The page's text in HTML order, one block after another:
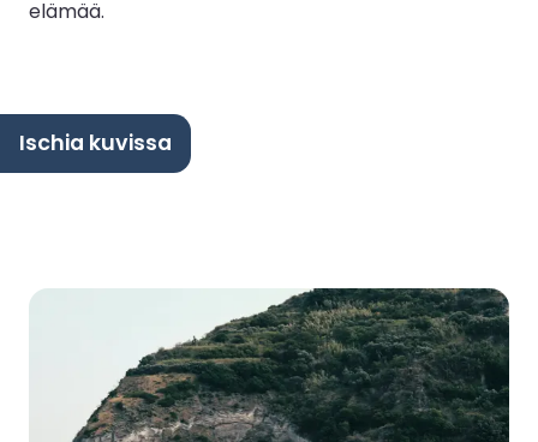
elämää.
Ischia kuvissa